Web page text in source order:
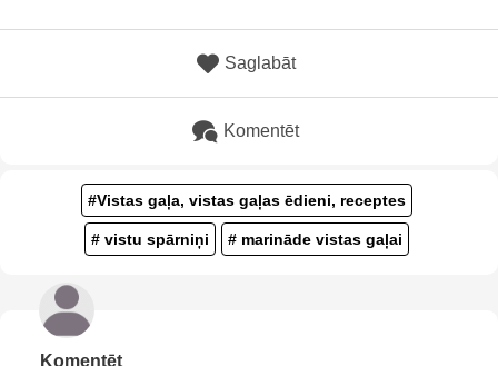
Saglabāt
Komentēt
#Vistas gaļa, vistas gaļas ēdieni, receptes
# vistu spārniņi # marināde vistas gaļai
Komentēt